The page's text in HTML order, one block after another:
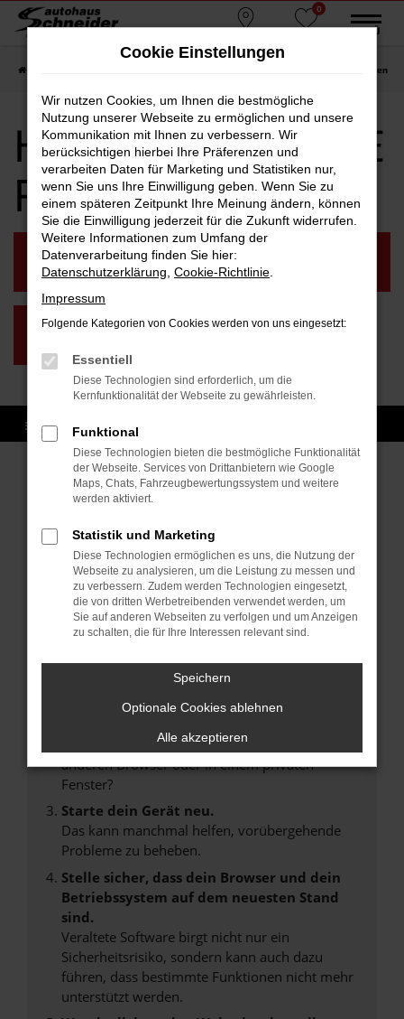
Zum
0
MENÜ
Hyundai SANTA FE Ruhmannsfelden
Hyundai SANTA FE
Ruhmannsfelden
NEUWAGEN
RUHMANNSFELDEN
RUHMANNSFELDEN
VORFÜHRWAGEN
Fehler: Network Error
Beim Laden ist ein Fehler aufgetreten.
Hier sind ein paar Tipps, die dir helfen können:
Überprüfe deine Firewall und deine
Internetverbindung.
Laden andere Webseiten, zum Beispiel deine
Prüfe deine Browsererweiterungen.
Manche Erweiterungen, wie Werbeblocker,
verhindern. Funktioniert die Seite in einem
anderen Browser oder in einem privaten
Fenster?
Starte dein Gerät neu.
Das kann manchmal helfen, vorübergehende
Probleme zu beheben.
Stelle sicher, dass dein Browser und dein
Betriebssystem auf dem neuesten Stand
sind.
Veraltete Software birgt nicht nur ein
Sicherheitsrisiko, sondern kann auch dazu
führen, dass bestimmte Funktionen nicht mehr
unterstützt werden.
Cookie Einstellungen
Wir nutzen Cookies, um Ihnen die bestmögliche
Nutzung unserer Webseite zu ermöglichen und unsere
Kommunikation mit Ihnen zu verbessern. Wir
berücksichtigen hierbei Ihre Präferenzen und
verarbeiten Daten für Marketing und Statistiken nur,
wenn Sie uns Ihre Einwilligung geben. Wenn Sie zu
einem späteren Zeitpunkt Ihre Meinung ändern, können
Sie die Einwilligung jederzeit für die Zukunft widerrufen.
Weitere Informationen zum Umfang der
Datenverarbeitung finden Sie hier:
Datenschutzerklärung Cookie-Richtlinie
Impressum
Folgende Kategorien von Cookies werden von uns eingesetzt:
Essentiell
Diese Technologien sind erforderlich, um die
Kernfunktionalität der Webseite zu gewährleisten.
Funktional
Diese Technologien bieten die bestmögliche Funktionalität
der Webseite. Services von Drittanbietern wie Google
Maps, Chats, Fahrzeugbewertungssystem und weitere
werden aktiviert.
Statistik und Marketing
Diese Technologien ermöglichen es uns, die Nutzung der
Webseite zu analysieren, um die Leistung zu messen und
zu verbessern. Zudem werden Technologien eingesetzt,
die von dritten Werbetreibenden verwendet werden, um
Sie auf anderen Webseiten zu verfolgen und um Anzeigen
zu schalten, die für Ihre Interessen relevant sind.
Speichern
Optionale Cookies ablehnen
Alle akzeptieren